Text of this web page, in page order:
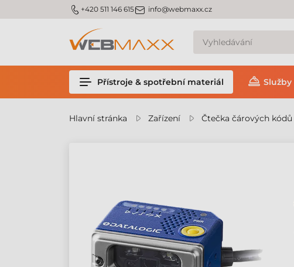
m_phone +420 511 146 615m_email info@webmaxx.cz
Přístroje & spotřební materiál Služby
Hlavní stránka Zařízení Čtečka čárových kódů